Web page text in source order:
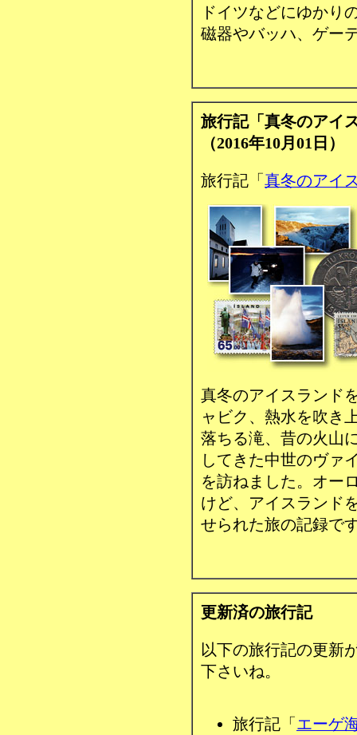
ドイツなどにゆかり
磁器やバッハ、ゲー
旅行記「真冬のアイ
（2016年10月01日）
旅行記「 真冬のアイ
真冬のアイスランド
ャビク、熱水を吹き
落ちる滝、昔の火山
してきた中世のヴァ
を訪ねました。オー
けど、アイスランド
せられた旅の記録で
更新済の旅行記
以下の旅行記の更新
下さいね。
旅行記「 エーゲ